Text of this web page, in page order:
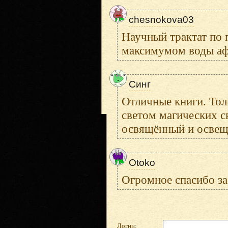
chesnokova03
Научный трактат
максимумом воды
Синг
Отличные книги.
светом магических
освящённый и
Otoko
Огромное спасибо
Логин: